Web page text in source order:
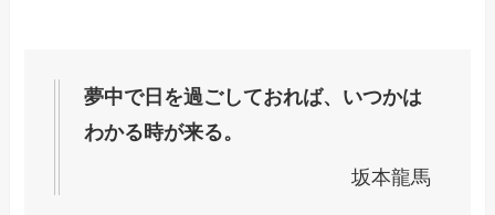
夢中で日を過ごしておれば、いつかは
わかる時が来る。
坂本龍馬